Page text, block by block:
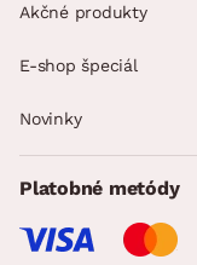
Akčné produkty
E-shop špeciál
Novinky
Platobné metódy